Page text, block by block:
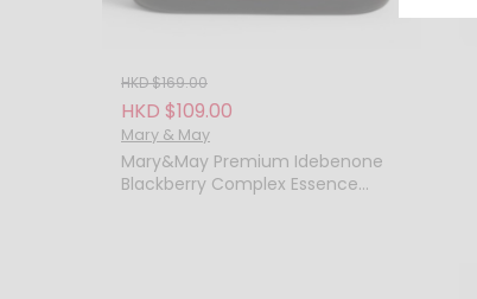
HKD $169.00
HKD $109.00
Mary & May
Mary&May Premium Idebenone
Blackberry Complex Essence